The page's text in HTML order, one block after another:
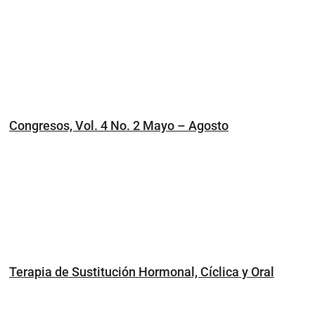
Congresos, Vol. 4 No. 2 Mayo – Agosto
Terapia de Sustitución Hormonal, Cíclica y Oral